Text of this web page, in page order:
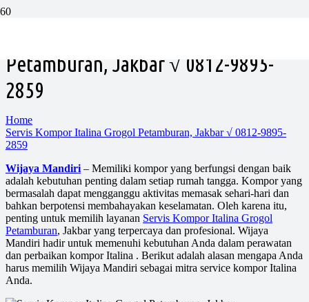
Petamburan, Jakbar √ 0812-9895-
2859
Home
Servis Kompor Italina Grogol Petamburan, Jakbar √ 0812-9895-
2859
Wijaya Mandiri – Memiliki kompor yang berfungsi dengan baik
adalah kebutuhan penting dalam setiap rumah tangga. Kompor yang
bermasalah dapat mengganggu aktivitas memasak sehari-hari dan
bahkan berpotensi membahayakan keselamatan. Oleh karena itu,
penting untuk memilih layanan Servis Kompor Italina Grogol
Petamburan, Jakbar yang terpercaya dan profesional. Wijaya
Mandiri hadir untuk memenuhi kebutuhan Anda dalam perawatan
dan perbaikan kompor Italina . Berikut adalah alasan mengapa Anda
harus memilih Wijaya Mandiri sebagai mitra service kompor Italina
Anda.